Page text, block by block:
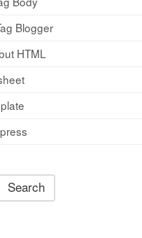
Blogger
HTML
Search